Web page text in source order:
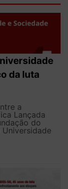
da luta
a
Lançada
do
Universidade